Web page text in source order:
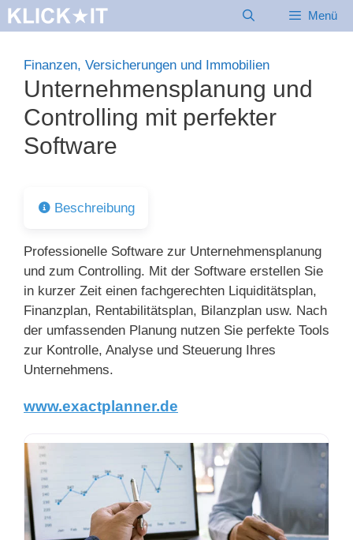
Zum
Inhalt
Menü
Finanzen, Versicherungen und Immobilien
Unternehmensplanung und
Controlling mit perfekter
Software
Beschreibung
Professionelle Software zur Unternehmensplanung
und zum Controlling. Mit der Software erstellen Sie
in kurzer Zeit einen fachgerechten Liquiditätsplan,
Finanzplan, Rentabilitätsplan, Bilanzplan usw. Nach
der umfassenden Planung nutzen Sie perfekte Tools
zur Kontrolle, Analyse und Steuerung Ihres
Unternehmens.
www.exactplanner.de